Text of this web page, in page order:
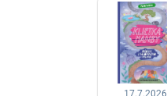
17.7.2026